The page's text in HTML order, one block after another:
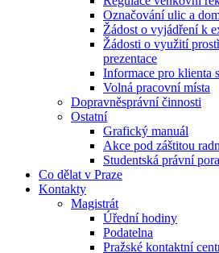
Označování ulic a
Žádost o vyjádření k
Žádosti o využití
prezentace
Informace pro klienta
Volná pracovní místa
Dopravněsprávní činnosti
Ostatní
Grafický manuál
Akce pod záštitou
Studentská právní
Co dělat v Praze
Kontakty
Magistrát
Úřední hodiny
Podatelna
Pražské kontaktní